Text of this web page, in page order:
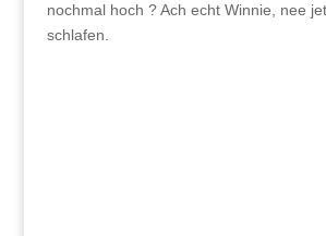
nochmal hoch ? Ach echt Winnie, nee
schlafen.